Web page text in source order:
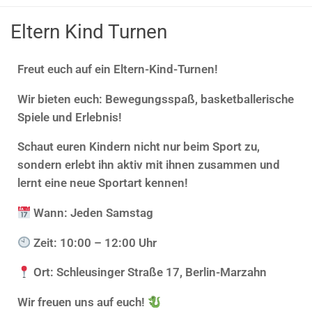
Eltern Kind Turnen
Freut euch auf ein Eltern-Kind-Turnen!
Wir bieten euch: Bewegungsspaß, basketballerische
Spiele und Erlebnis!
Schaut euren Kindern nicht nur beim Sport zu,
sondern erlebt ihn aktiv mit ihnen zusammen und
lernt eine neue Sportart kennen!
Wann: Jeden Samstag
Zeit: 10:00 – 12:00 Uhr
Ort: Schleusinger Straße 17, Berlin-Marzahn
Wir freuen uns auf euch!